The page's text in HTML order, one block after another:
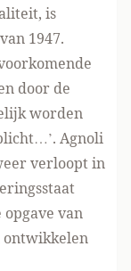
is
van 1947.
door de
worden
Agnoli
verloopt in
van
ontwikkelen